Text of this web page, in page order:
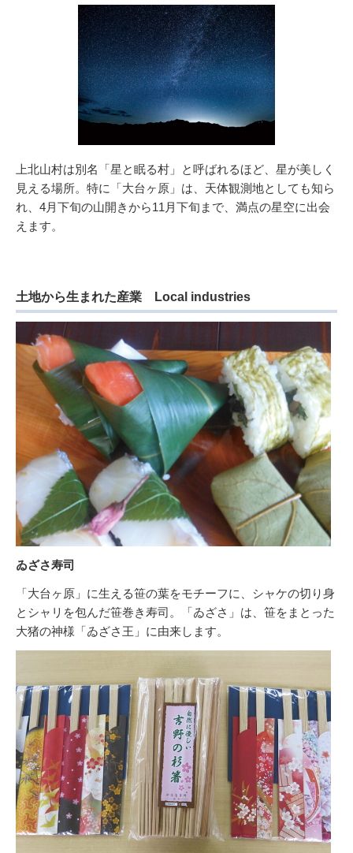
上北山村は別名「星と眠る村」と呼ばれるほど、星が美しく
見える場所。特に「大台ヶ原」は、天体観測地としても知ら
れ、4月下旬の山開きから11月下旬まで、満点の星空に出会
えます。
土地から生まれた産業 Local industries
ゐざさ寿司
「大台ヶ原」に生える笹の葉をモチーフに、シャケの切り身
とシャリを包んだ笹巻き寿司。「ゐざさ」は、笹をまとった
大猪の神様「ゐざさ王」に由来します。